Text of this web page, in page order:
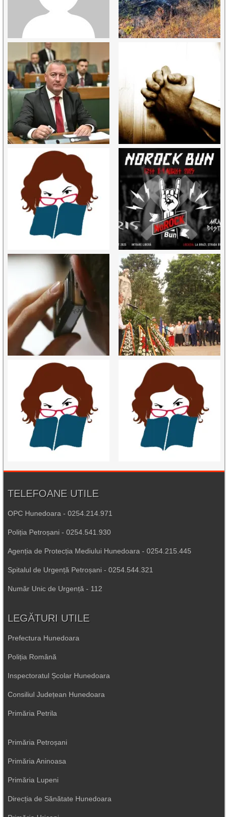
TELEFOANE UTILE
OPC Hunedoara - 0254.214.971
Poliția Petroșani - 0254.541.930
Agenția de Protecția Mediului Hunedoara - 0254.215.445
Spitalul de Urgență Petroșani - 0254.544.321
Număr Unic de Urgență - 112
LEGĂTURI UTILE
Prefectura Hunedoara
Poliția Română
Inspectoratul Școlar Hunedoara
Consiliul Județean Hunedoara
Primăria Petrila
Primăria Petroșani
Primăria Aninoasa
Primăria Lupeni
Direcția de Sănătate Hunedoara